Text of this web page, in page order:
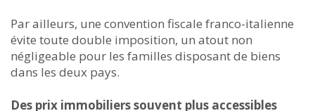
Par ailleurs, une convention fiscale franco-italienne
évite toute double imposition, un atout non
négligeable pour les familles disposant de biens
dans les deux pays.
Des prix immobiliers souvent plus accessibles